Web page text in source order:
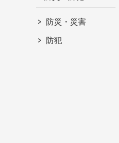
防災・災害
防犯